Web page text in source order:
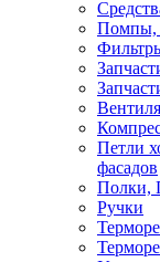
Помпы,
Петли
фасадов
Полки,
Ручки